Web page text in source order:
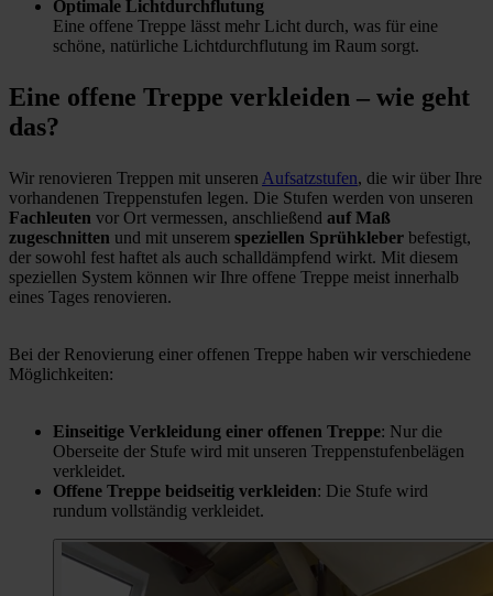
Optimale Lichtdurchflutung
Eine offene Treppe lässt mehr Licht durch, was für eine
schöne, natürliche Lichtdurchflutung im Raum sorgt.
Eine offene Treppe verkleiden – wie geht
das?
Wir renovieren Treppen mit unseren Aufsatzstufen, die wir über Ihre
vorhandenen Treppenstufen legen. Die Stufen werden von unseren
Fachleuten vor Ort vermessen, anschließend auf Maß
zugeschnitten und mit unserem speziellen Sprühkleber befestigt,
der sowohl fest haftet als auch schalldämpfend wirkt. Mit diesem
speziellen System können wir Ihre offene Treppe meist innerhalb
eines Tages renovieren.
Bei der Renovierung einer offenen Treppe haben wir verschiedene
Möglichkeiten:
Einseitige Verkleidung einer offenen Treppe: Nur die
Oberseite der Stufe wird mit unseren Treppenstufenbelägen
verkleidet.
Offene Treppe beidseitig verkleiden: Die Stufe wird
rundum vollständig verkleidet.